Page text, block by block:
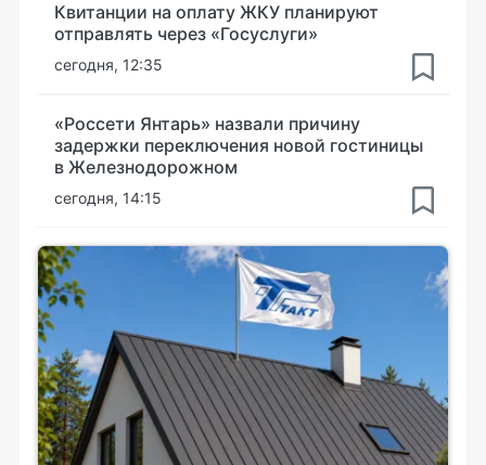
Квитанции на оплату ЖКУ планируют
отправлять через «Госуслуги»
сегодня, 12:35
«Россети Янтарь» назвали причину
задержки переключения новой гостиницы
в Железнодорожном
сегодня, 14:15